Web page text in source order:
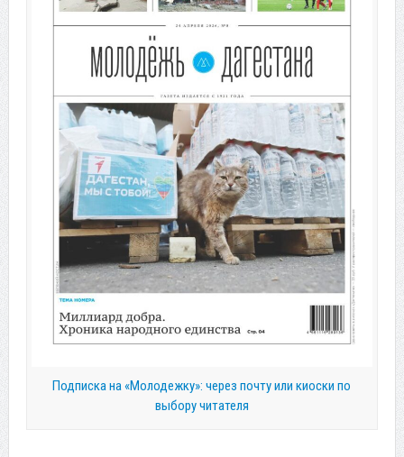
Подписка на «Молодежку»: через почту или киоски по
выбору читателя